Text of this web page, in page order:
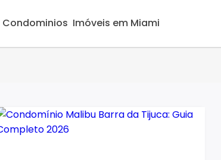
Condominios Imóveis em Miami